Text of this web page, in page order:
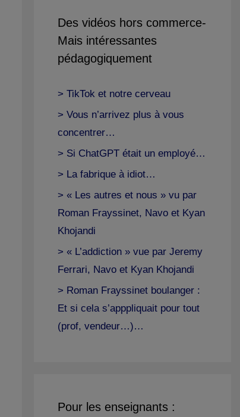
Des vidéos hors commerce-
Mais intéressantes
pédagogiquement
> TikTok et notre cerveau
> Vous n’arrivez plus à vous
concentrer…
> Si ChatGPT était un employé…
> La fabrique à idiot…
> « Les autres et nous » vu par
Roman Frayssinet, Navo et Kyan
Khojandi
> « L’addiction » vue par Jeremy
Ferrari, Navo et Kyan Khojandi
> Roman Frayssinet boulanger :
Et si cela s’apppliquait pour tout
(prof, vendeur…)…
Pour les enseignants :